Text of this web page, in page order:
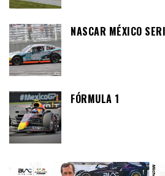
NASCAR MÉXICO
FÓRMULA 1